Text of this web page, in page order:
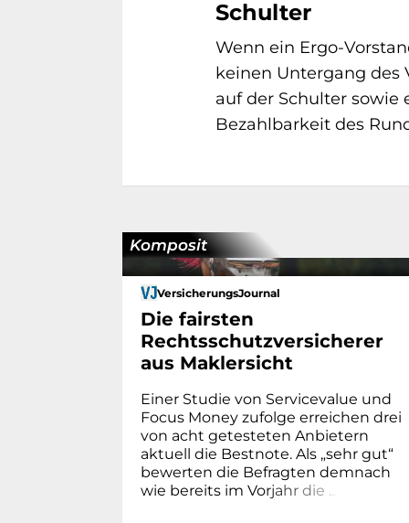
Schulter
Wenn ein Ergo-
keinen Untergang des
auf der Schulter
Bezahlbarkeit des
Komposit
VersicherungsJournal
Die fairsten
Rechtsschutzversicherer
aus Maklersicht
Einer Studie von Servicevalue und
Focus Money zufolge erreichen drei
von acht getesteten Anbietern
aktuell die Bestnote. Als „sehr gut“
bewerten die Befragten demnach
wie bereits im Vorjahr die ..